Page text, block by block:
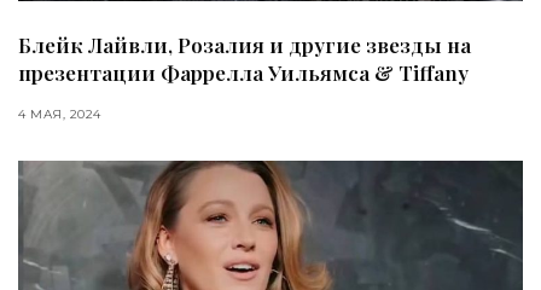
Блейк Лайвли, Розалия и другие звезды на
презентации Фаррелла Уильямса & Tiffany
4 МАЯ, 2024